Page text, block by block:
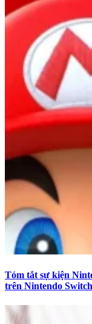
Tóm tắt sự kiện
trên Nintendo